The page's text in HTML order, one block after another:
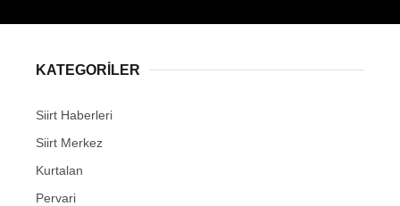
KATEGORİLER
Siirt Haberleri
Siirt Merkez
Kurtalan
Pervari